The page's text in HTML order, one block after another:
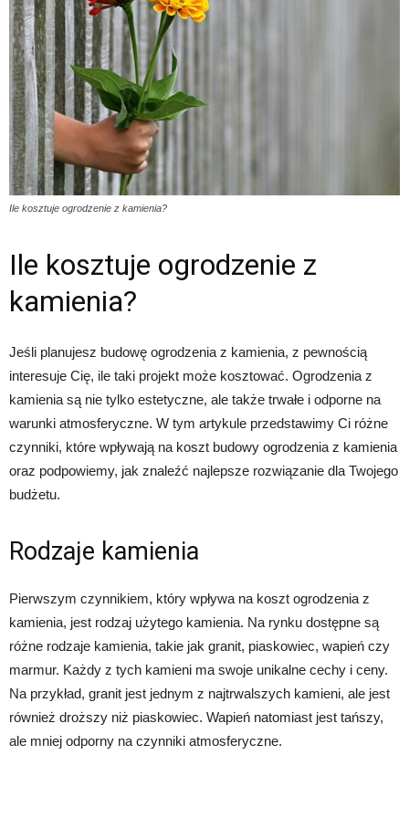
Ile kosztuje ogrodzenie z kamienia?
Ile kosztuje ogrodzenie z
kamienia?
Jeśli planujesz budowę ogrodzenia z kamienia, z pewnością
interesuje Cię, ile taki projekt może kosztować. Ogrodzenia z
kamienia są nie tylko estetyczne, ale także trwałe i odporne na
warunki atmosferyczne. W tym artykule przedstawimy Ci różne
czynniki, które wpływają na koszt budowy ogrodzenia z kamienia
oraz podpowiemy, jak znaleźć najlepsze rozwiązanie dla Twojego
budżetu.
Rodzaje kamienia
Pierwszym czynnikiem, który wpływa na koszt ogrodzenia z
kamienia, jest rodzaj użytego kamienia. Na rynku dostępne są
różne rodzaje kamienia, takie jak granit, piaskowiec, wapień czy
marmur. Każdy z tych kamieni ma swoje unikalne cechy i ceny.
Na przykład, granit jest jednym z najtrwalszych kamieni, ale jest
również droższy niż piaskowiec. Wapień natomiast jest tańszy,
ale mniej odporny na czynniki atmosferyczne.